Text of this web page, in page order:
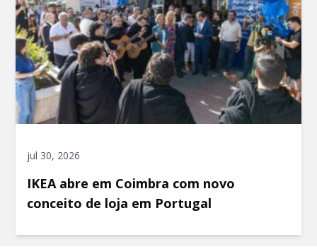
jul 30, 2026
IKEA abre em Coimbra com novo
conceito de loja em Portugal